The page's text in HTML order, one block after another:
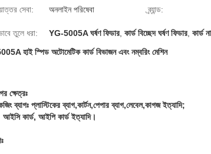
সেবা: অনলাইন পরিষেবা ব্র্যান্ড:
তুলে ধরা: YG-5005A ঘর্ষণ ফিডার কার্ড বিচ্ছেদ ঘর্ষণ ফিডার কার্ড
হাই স্পিড অটোমেটিক কার্ড বিভাজন এবং নম্বরিং মেশিন
ক্ষেত্রঃ
ব্যাগঃ প্লাস্টিকের ব্যাগ,কার্টন,পেপার ব্যাগ,লেবেল,কাগজ ইত্যাদি;
আইসি কার্ড, আইপি কার্ড ইত্যাদি।